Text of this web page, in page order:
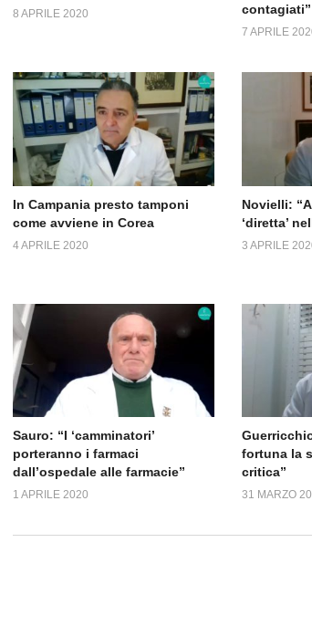
8 APRILE 2020
contagiati”
7 APRILE
In Campania presto tamponi
come avviene in Corea
4 APRILE 2020
Novielli:
‘diretta’
3 APRILE
Sauro: “I ‘camminatori’
porteranno i farmaci
dall’ospedale alle farmacie”
1 APRILE 2020
fortuna la
critica”
31 MARZO